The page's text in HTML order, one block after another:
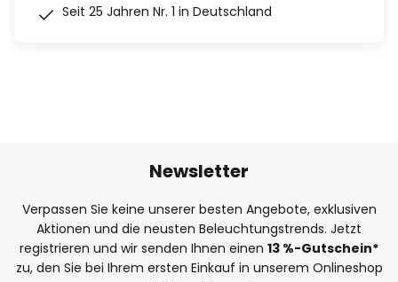
Seit 25 Jahren Nr. 1 in Deutschland
Newsletter
Verpassen Sie keine unserer besten Angebote, exklusiven
Aktionen und die neusten Beleuchtungstrends. Jetzt
registrieren und wir senden Ihnen einen 13 %-Gutschein*
zu, den Sie bei Ihrem ersten Einkauf in unserem Onlineshop